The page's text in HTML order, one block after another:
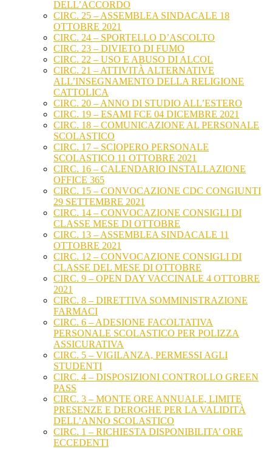
DELL’ACCORDO
CIRC. 25 – ASSEMBLEA SINDACALE 18
OTTOBRE 2021
CIRC. 24 – SPORTELLO D’ASCOLTO
CIRC. 23 – DIVIETO DI FUMO
CIRC. 22 – USO E ABUSO DI ALCOL
CIRC. 21 – ATTIVITÀ ALTERNATIVE
ALL’INSEGNAMENTO DELLA RELIGIONE
CATTOLICA
CIRC. 20 – ANNO DI STUDIO ALL’ESTERO
CIRC. 19 – ESAMI FCE 04 DICEMBRE 2021
CIRC. 18 – COMUNICAZIONE AL PERSONALE
SCOLASTICO
CIRC. 17 – SCIOPERO PERSONALE
SCOLASTICO 11 OTTOBRE 2021
CIRC. 16 – CALENDARIO INSTALLAZIONE
OFFICE 365
CIRC. 15 – CONVOCAZIONE CDC CONGIUNTI
29 SETTEMBRE 2021
CIRC. 14 – CONVOCAZIONE CONSIGLI DI
CLASSE MESE DI OTTOBRE
CIRC. 13 – ASSEMBLEA SINDACALE 11
OTTOBRE 2021
CIRC. 12 – CONVOCAZIONE CONSIGLI DI
CLASSE DEL MESE DI OTTOBRE
CIRC. 9 – OPEN DAY VACCINALE 4 OTTOBRE
2021
CIRC. 8 – DIRETTIVA SOMMINISTRAZIONE
FARMACI
CIRC. 6 – ADESIONE FACOLTATIVA
PERSONALE SCOLASTICO PER POLIZZA
ASSICURATIVA
CIRC. 5 – VIGILANZA, PERMESSI AGLI
STUDENTI
CIRC. 4 – DISPOSIZIONI CONTROLLO GREEN
PASS
CIRC. 3 – MONTE ORE ANNUALE, LIMITE
PRESENZE E DEROGHE PER LA VALIDITÀ
DELL’ANNO SCOLASTICO
CIRC. 1 – RICHIESTA DISPONIBILITA’ ORE
ECCEDENTI